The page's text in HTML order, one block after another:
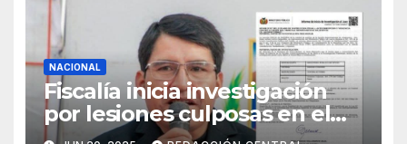
NACIONAL
Fiscalía inicia investigación
por lesiones culposas en el
caso del gobernador